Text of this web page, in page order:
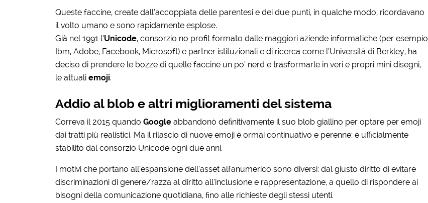
Queste faccine, create dall’accoppiata delle parentesi e dei due punti, in qualche modo, ricordavano
il volto umano e sono rapidamente esplose.
Già nel 1991 l’Unicode, consorzio no profit formato dalle maggiori aziende informatiche (per esempio
Ibm, Adobe, Facebook, Microsoft) e partner istituzionali e di ricerca come l’Università di Berkley, ha
deciso di prendere le bozze di quelle faccine un po’ nerd e trasformarle in veri e propri mini disegni,
le attuali emoji.
Addio al blob e altri miglioramenti del sistema
Correva il 2015 quando Google abbandonò definitivamente il suo blob giallino per optare per emoji
dai tratti più realistici. Ma il rilascio di nuove emoji è ormai continuativo e perenne: è ufficialmente
stabilito dal consorzio Unicode ogni due anni.
I motivi che portano all’espansione dell’asset alfanumerico sono diversi: dal giusto diritto di evitare
discriminazioni di genere/razza al diritto all’inclusione e rappresentazione, a quello di rispondere ai
bisogni della comunicazione quotidiana, fino alle richieste degli stessi utenti.